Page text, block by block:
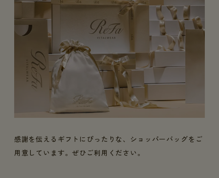
感謝を伝えるギフトにぴったりな、ショッパーバッグをご
用意しています。ぜひご利用ください。